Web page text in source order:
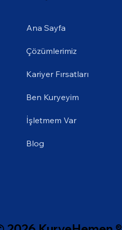
Ana Sayfa
Çözümlerimiz
Kariyer Fırsatları
Ben Kuryeyim
İşletmem Var
Blog